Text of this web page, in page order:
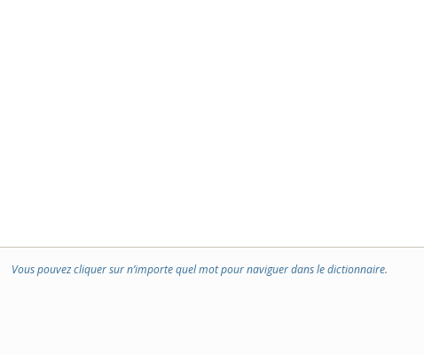
Vous pouvez cliquer sur n’importe quel mot pour naviguer dans le dictionnaire.